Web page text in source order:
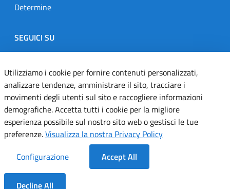
Determine
SEGUICI SU
Designers Italia
TwitterInstagramYoutubeLinkedin
Dichiarazione di accessibilità
Informativa cookie
Note legali
Utilizziamo i cookie per fornire contenuti personalizzati,
analizzare tendenze, amministrare il sito, tracciare i
movimenti degli utenti sul sito e raccogliere informazioni
demografiche. Accetta tutti i cookie per la migliore
esperienza possibile sul nostro sito web o gestisci le tue
preferenze.Visualizza la nostra Privacy Policy
Configurazione
Accept All
Decline All